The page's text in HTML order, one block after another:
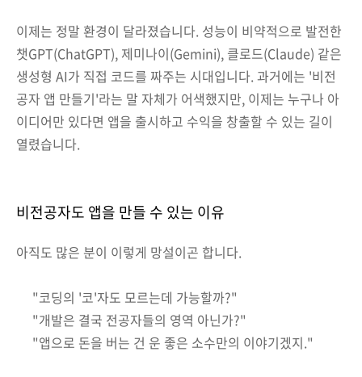
이제는 정말 환경이 달라졌습니다. 성능이 비약적으로 발전한
챗GPT(ChatGPT), 제미나이(Gemini), 클로드(Claude) 같은
생성형 AI가 직접 코드를 짜주는 시대입니다. 과거에는 '비전
공자 앱 만들기'라는 말 자체가 어색했지만, 이제는 누구나 아
이디어만 있다면 앱을 출시하고 수익을 창출할 수 있는 길이
열렸습니다.
비전공자도 앱을 만들 수 있는 이유
아직도 많은 분이 이렇게 망설이곤 합니다.
"코딩의 '코'자도 모르는데 가능할까?"
"개발은 결국 전공자들의 영역 아닌가?"
"앱으로 돈을 버는 건 운 좋은 소수만의 이야기겠지."